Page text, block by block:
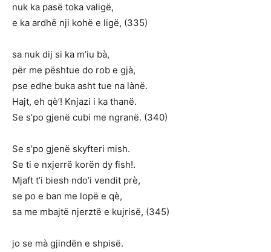
nuk ka pasë toka valigë,
e ka ardhë nji kohë e ligë, (335)
sa nuk dij si ka m’iu bà,
për me pështue do rob e gjà,
pse edhe buka asht tue na lànë.
Hajt, eh qè’! Knjazi i ka thanë.
Se s’po gjenë cubi me ngranë. (340)
Se s’po gjenë skyfteri mish.
Se ti e nxjerrë korën dy fish!.
Mjaft t’i biesh ndo’i vendit prè,
se po e ban me lopë e qè,
sa me mbajtë njerztë e kujrisë, (345)
jo se mà gjindën e shpisë.